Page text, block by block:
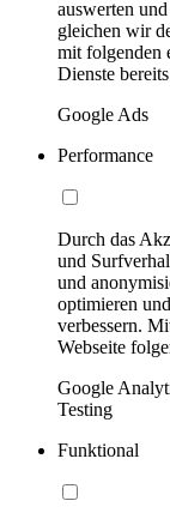
auswerten
gleichen wir
mit folgenden
Dienste
Google Ads
Performance
Durch das
und
und
optimieren
verbessern.
Webseite
Google
Testing
Funktional